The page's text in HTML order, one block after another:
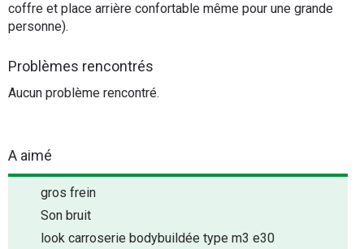
coffre et place arrière confortable même pour une grande
personne).
Problèmes rencontrés
Aucun problème rencontré.
A aimé
gros frein
Son bruit
look carroserie bodybuildée type m3 e30